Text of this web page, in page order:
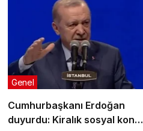
Cumhurbaşkanı Erdoğan
duyurdu: Kiralık sosyal konut
Genel